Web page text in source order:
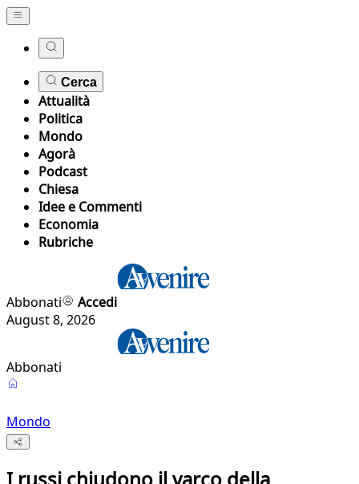
Cerca
Attualità
Politica
Mondo
Agorà
Podcast
Chiesa
Idee e Commenti
Economia
Rubriche
Abbonati
Accedi
August 8, 2026
Abbonati
Mondo